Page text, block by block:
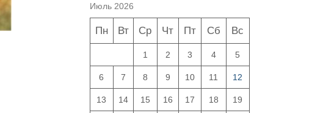
Июль 2026
Пн Вт Ср Чт Пт Сб Вс
1 2 3 4 5
6 7 8 9 10 11 12
13 14 15 16 17 18 19